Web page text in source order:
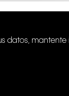
datos,